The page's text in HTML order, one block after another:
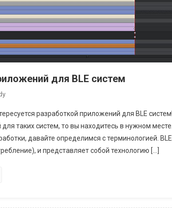
для BLE систем
разработкой приложений для BLE
таких систем, то вы находитесь в нужном
давайте определимся с терминологией.
и представляет собой технологию […]